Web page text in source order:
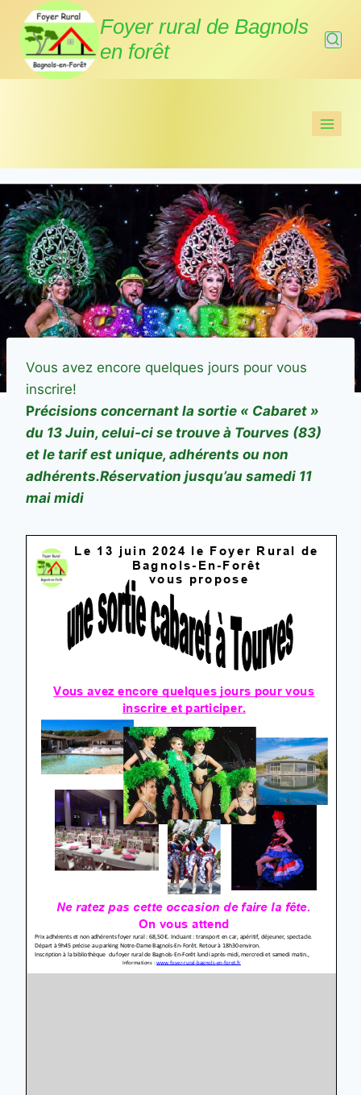
contenu
Foyer rural de Bagnols
en forêt
Vous avez encore quelques jours pour vous
inscrire!
Précisions concernant la sortie « Cabaret »
du 13 Juin, celui-ci se trouve à Tourves (83)
et le tarif est unique, adhérents ou non
adhérents.Réservation jusqu’au samedi 11
mai midi